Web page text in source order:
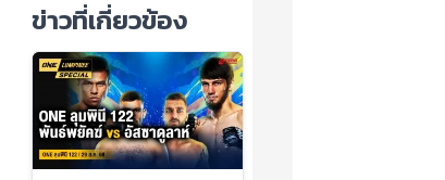
ข่าวที่เกี่ยวข้อง